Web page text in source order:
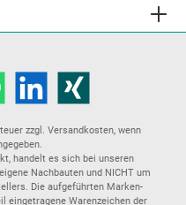
zzgl. Versandkosten, wenn
handelt es sich bei unseren
Nachbauten und NICHT um
Die aufgeführten Marken-
eingetragene Warenzeichen der